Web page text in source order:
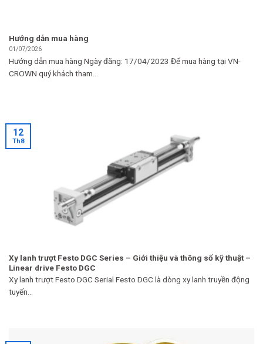
Hướng dẫn mua hàng
01/07/2026
Hướng dẫn mua hàng Ngày đăng: 17/04/2023 Để mua hàng tại VN-
CROWN quý khách tham...
Xy lanh trượt Festo DGC Series – Giới thiệu và thông số kỹ thuật –
Linear drive Festo DGC
Xy lanh trượt Festo DGC Serial Festo DGC là dòng xy lanh truyền động
tuyến...
12
Th8